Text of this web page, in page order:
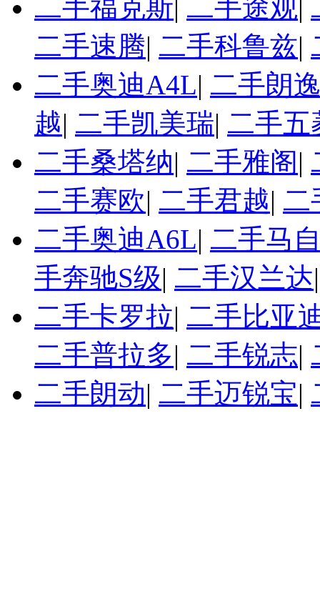
二手福克斯 二手途观
二手速腾| 二手科鲁兹|
二手奥迪A4L| 二手朗
越| 二手凯美瑞| 二手五
二手桑塔纳| 二手雅阁|
二手赛欧| 二手君越| 二
二手奥迪A6L| 二手马
手奔驰S级| 二手汉兰达
二手卡罗拉| 二手比亚
二手普拉多| 二手锐志|
二手朗动| 二手迈锐宝|